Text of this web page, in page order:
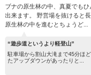
ブナの原生林の中、真夏でも
出来ます。 野営場を抜けると
原生林の中を進むとちょうど...
“遊歩道というより軽登山”
駐車場から割山大滝まで45分ほ
たアップダウンがあったりと...